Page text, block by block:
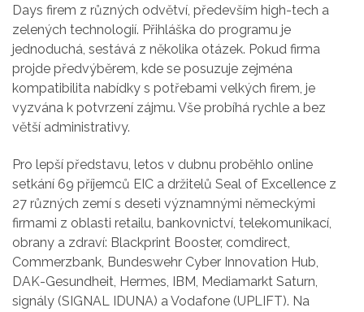
Days firem z různých odvětví, především high-tech a
zelených technologií. Přihláška do programu je
jednoduchá, sestává z několika otázek. Pokud firma
projde předvýběrem, kde se posuzuje zejména
kompatibilita nabídky s potřebami velkých firem, je
vyzvána k potvrzení zájmu. Vše probíhá rychle a bez
větší administrativy.
Pro lepší představu, letos v dubnu proběhlo online
setkání 69 příjemců EIC a držitelů Seal of Excellence z
27 různých zemí s deseti významnými německými
firmami z oblasti retailu, bankovnictví, telekomunikací,
obrany a zdraví: Blackprint Booster, comdirect,
Commerzbank, Bundeswehr Cyber Innovation Hub,
DAK-Gesundheit, Hermes, IBM, Mediamarkt Saturn,
signály (SIGNAL IDUNA) a Vodafone (UPLIFT). Na